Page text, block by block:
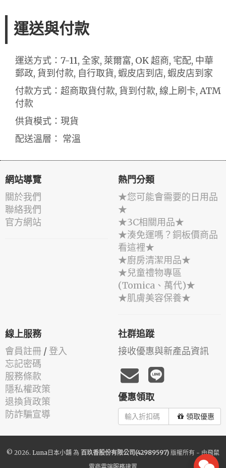
運送與付款
運送方式：7-11, 全家, 萊爾富, OK 超商, 宅配, 中華
郵政, 貨到付款, 自行取貨, 蝦皮店到店, 蝦皮店到家
付款方式：超商取貨付款, 貨到付款, 線上刷卡, ATM
付款
供貨模式：現貨
配送溫層： 常溫
網站導覽
關於我們
聯絡我們
官方網站
熱門分類
★您可能會需要的日用品
★
★3C相關用品★
★湊免運嗎？銅板價商品
看這裡★
★廚房清潔用品★
★兒童禮物專區
(Tomica、萬代)★
★肌膚美容保養★
線上服務
會員註冊 / 登入
忘記密碼
服務條款
隱私權政策
退換貨政策
防詐騙宣導
社群追蹤
接收優惠與新產品資訊
優惠領取
領取優惠
© 2026. Luna日本小舖 為 百玖香股份有限公司(42989597) 版權所有 - 由飛鼠